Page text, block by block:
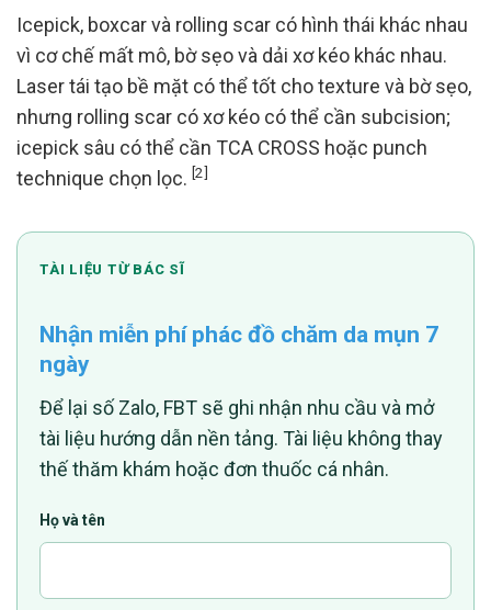
Icepick, boxcar và rolling scar có hình thái khác nhau
vì cơ chế mất mô, bờ sẹo và dải xơ kéo khác nhau.
Laser tái tạo bề mặt có thể tốt cho texture và bờ sẹo,
nhưng rolling scar có xơ kéo có thể cần subcision;
icepick sâu có thể cần TCA CROSS hoặc punch
technique chọn lọc. [2]
TÀI LIỆU TỪ BÁC SĨ
Nhận miễn phí phác đồ chăm da mụn 7
ngày
Để lại số Zalo, FBT sẽ ghi nhận nhu cầu và mở
tài liệu hướng dẫn nền tảng. Tài liệu không thay
thế thăm khám hoặc đơn thuốc cá nhân.
Họ và tên